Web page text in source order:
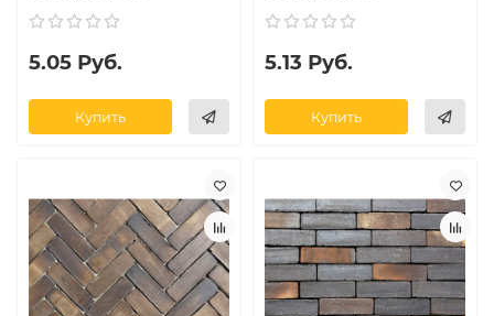
5.05 Руб.
Купить
5.13 Руб.
Купить